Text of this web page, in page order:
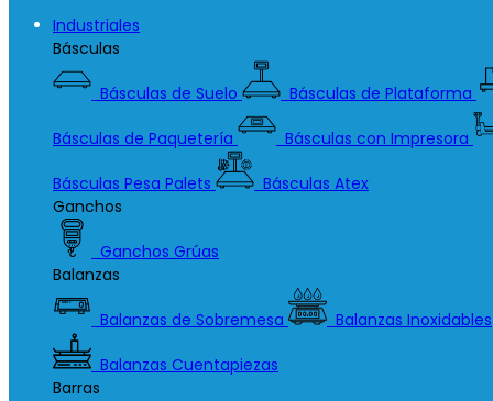
Industriales
Básculas
Básculas de Suelo Básculas de Plataforma
Básculas de Paquetería Básculas con Impresora
Básculas Pesa Palets
Básculas Atex
Ganchos
Ganchos Grúas
Balanzas
Balanzas de Sobremesa Balanzas Inoxidables
Balanzas Cuentapiezas
Barras